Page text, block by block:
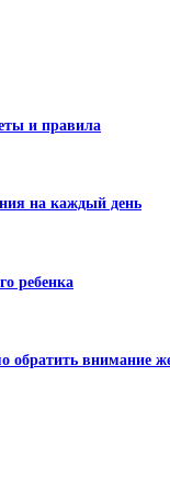
и правила
на каждый день
ребенка
обратить внимание